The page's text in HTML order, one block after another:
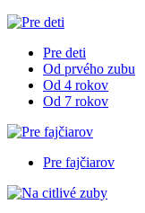
Pre deti
Od prvého zubu
Od 4 rokov
Od 7 rokov
Pre fajčiarov